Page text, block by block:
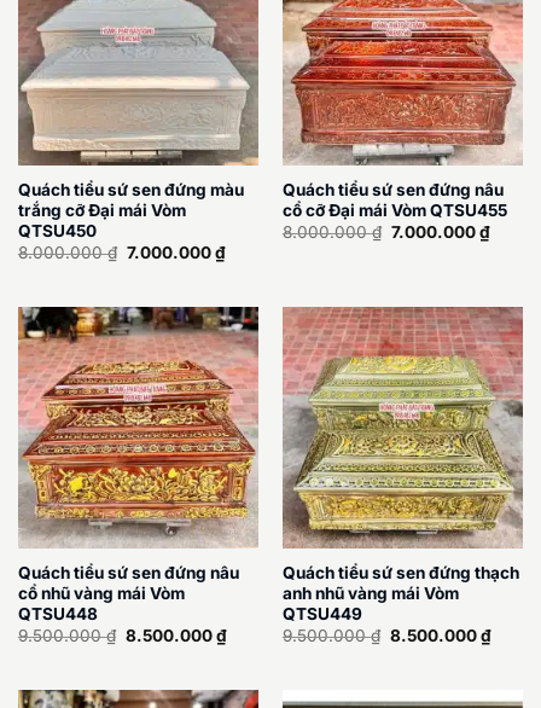
Quách tiểu sứ sen đứng màu
trắng cỡ Đại mái Vòm
QTSU450
8.000.000₫ Giá
7.000.000₫Giá
hiện
7.000.000 ₫.
Quách tiểu sứ sen đứng nâu
cổ cỡ Đại mái Vòm QTSU455
8.000.000₫ Giá
7.000.000₫Giá
hiện
Quách tiểu sứ sen đứng nâu
cổ nhũ vàng mái Vòm
QTSU448
9.500.000₫ Giá
gốc
8.500.000₫Giá
hiện
8.500.000 ₫.
Quách tiểu sứ sen đứng thạch
anh nhũ vàng mái Vòm
QTSU449
9.500.000₫ Giá
gốc
8.500.000₫Giá
hiện